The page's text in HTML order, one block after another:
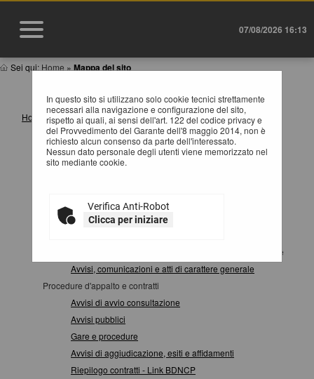
07/08/2026 16:13
Sei qui: Home » Mappa del sito
In questo sito si utilizzano solo cookie tecnici strettamente
necessari alla navigazione e configurazione del sito,
rispetto ai quali, ai sensi dell'art. 122 del codice privacy e
del Provvedimento del Garante dell'8 maggio 2014, non è
richiesto alcun consenso da parte dell'interessato.
Nessun dato personale degli utenti viene memorizzato nel
sito mediante cookie.
Verifica Anti-Robot
Clicca per iniziare
MAPPA SITO
Home
Informazioni
Istruzioni e manuali
F.A.Q.
Privacy
Help desk operatori economici
Atti e documenti di carattere generale riferiti a tutte le procedure
Avvisi, comunicazioni e atti di carattere generale
Procedure d'appalto e contratti
Avvisi di avvio consultazione
Avvisi pubblici
Gare e procedure
Avvisi di aggiudicazione, esiti e affidamenti
Riepilogo contratti - Link BDNCP